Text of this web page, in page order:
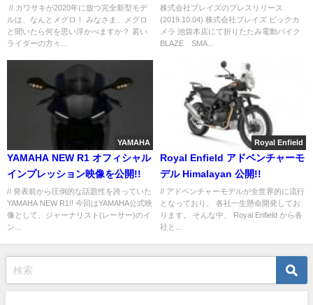
// カワサキが2020年に放つ完全新型モデ
ルは、なんとメグロ！ みなさま、メグロ
と聞いたら何を思い浮かべますか？ 若い
ライダーの方々...
SMART EV(ブレイズスマート
EV)の販売を新た にスタート！！
株式会社ブレイズのプレスリリース
(2019.10.04) 株式会社ブレイズ ビックカ
メラ 池袋本店にて折りたたみ電動バイク
BLAZE SMA...
YAMAHA
YAMAHA NEW R1 オフィシャル
インプレッション映像を公開!!
// 発表前から圧倒的な話題性を誇っていた
YAMAHA NEW R1!! 今回はYAMAHA公式映
像として、ジャーナリスト(レーサー)のイ
ン...
Royal Enfield
Royal Enfield アドベンチャーモ
デル Himalayan 公開!!
// アドベンチャーモデルが全世界的に流行
となっており、 各社一生懸命開発してお
ります。 そんな中、 Royal Enfield から各
社と...